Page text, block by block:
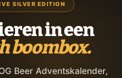
SILVER EDITION
in een
boombox.
Beer Adventskalender,